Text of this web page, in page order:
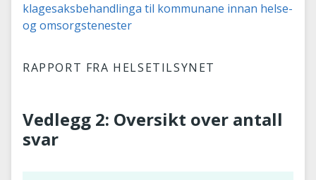
klagesaksbehandlinga til kommunane innan helse-
og omsorgstenester
RAPPORT FRA HELSETILSYNET
Vedlegg 2: Oversikt over antall
svar